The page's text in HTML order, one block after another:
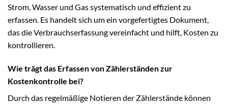
Strom, Wasser und Gas systematisch und effizient zu
erfassen. Es handelt sich um ein vorgefertigtes Dokument,
das die Verbrauchserfassung vereinfacht und hilft, Kosten zu
kontrollieren.
Wie trägt das Erfassen von Zählerständen zur
Kostenkontrolle bei?
Durch das regelmäßige Notieren der Zählerstände können